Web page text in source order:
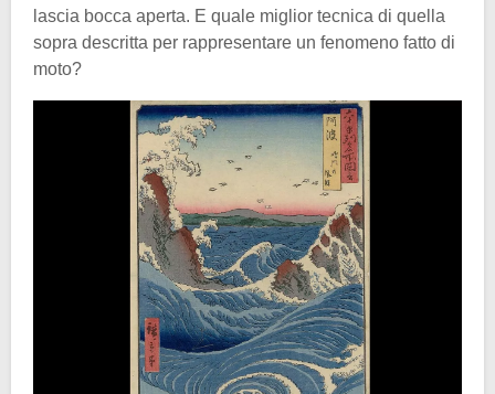
lascia bocca aperta. E quale miglior tecnica di quella
sopra descritta per rappresentare un fenomeno fatto di
moto?